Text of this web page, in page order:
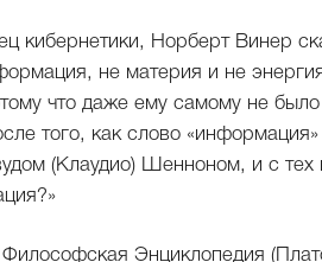
кибернетики, Норберт Винер
не материя и не
что даже ему самому не
того, как слово
(Клаудио) Шенноном, и с тех
Энциклопедия